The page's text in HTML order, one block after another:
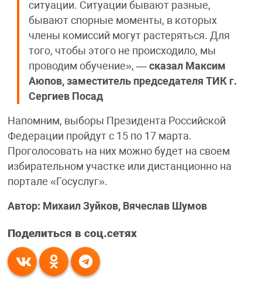
ситуации. Ситуации бывают разные,
бывают спорные моменты, в которых
члены комиссий могут растеряться. Для
того, чтобы этого не происходило, мы
проводим обучение», — сказал Максим
Аюпов, заместитель председателя ТИК г.
Сергиев Посад
Напомним, выборы Президента Российской
Федерации пройдут с 15 по 17 марта.
Проголосовать на них можно будет на своем
избирательном участке или дистанционно на
портале «Госуслуг».
Автор: Михаил Зуйков, Вячеслав Шумов
Поделиться в соц.сетях